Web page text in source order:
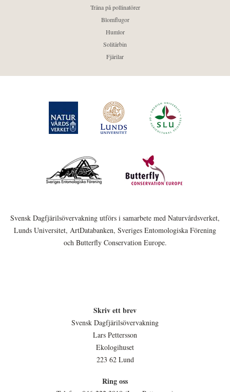
Träna på pollinatörer
Blomflugor
Humlor
Solitärbin
Fjärilar
Svensk Dagfjärilsövervakning utförs i samarbete med Naturvårdsverket,
Lunds Universitet, ArtDatabanken, Sveriges Entomologiska Förening
och Butterfly Conservation Europe.
Skriv ett brev
Svensk Dagfjärilsövervakning
Lars Pettersson
Ekologihuset
223 62 Lund
Ring oss